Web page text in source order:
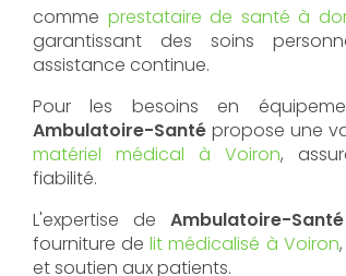
comme prestataire de santé à
garantissant des soins
assistance continue.
Pour les besoins en
Ambulatoire-Santé propose une
matériel médical à Voiron,
fiabilité.
L'expertise deAmbulatoire-Santé
fourniture delit médicalisé à Voiron
et soutien aux patients.